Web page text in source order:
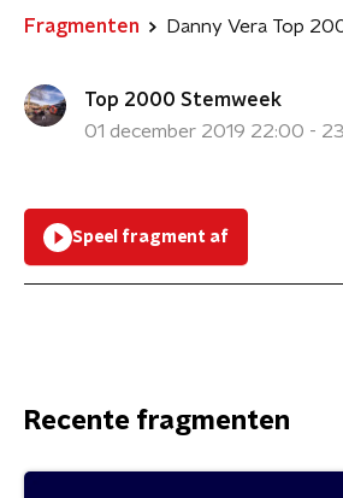
Fragmenten Danny Vera Top
Top 2000 Stemweek
01 december 2019 22:00 -
Speel fragment af
Recente fragmenten